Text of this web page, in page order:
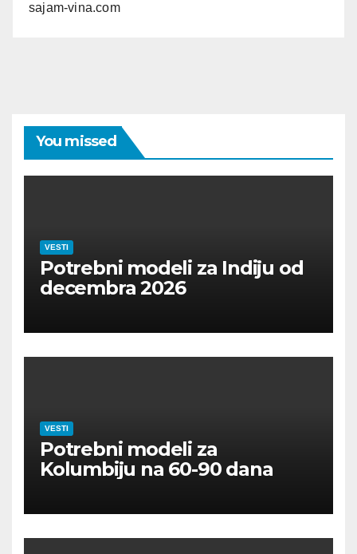
sajam-vina.com
You missed
VESTI
Potrebni modeli za Indiju od
decembra 2026
VESTI
Potrebni modeli za
Kolumbiju na 60-90 dana